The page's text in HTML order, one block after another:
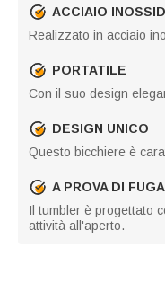
ACCIAIO
Realizzato in acciaio
PORTATILE
Con il suo design
DESIGN UNICO
Questo bicchiere è
A PROVA DI FUGA
Il tumbler è progettato
attività all'aperto.